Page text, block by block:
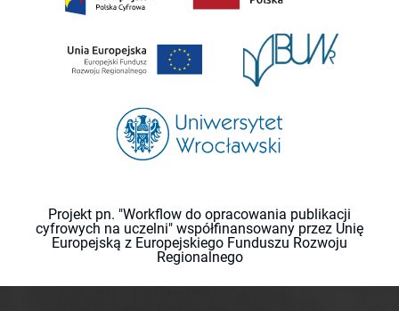
Projekt pn. "Workflow do opracowania publikacji
cyfrowych na uczelni" współfinansowany przez Unię
Europejską z Europejskiego Funduszu Rozwoju
Regionalnego